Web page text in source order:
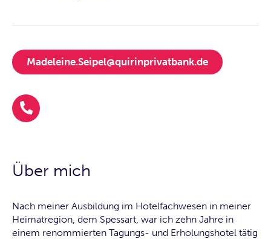
Madeleine.Seipel@quirinprivatbank.de
Über mich
Nach meiner Ausbildung im Hotelfachwesen in meiner
Heimatregion, dem Spessart, war ich zehn Jahre in
einem renommierten Tagungs- und Erholungshotel tätig